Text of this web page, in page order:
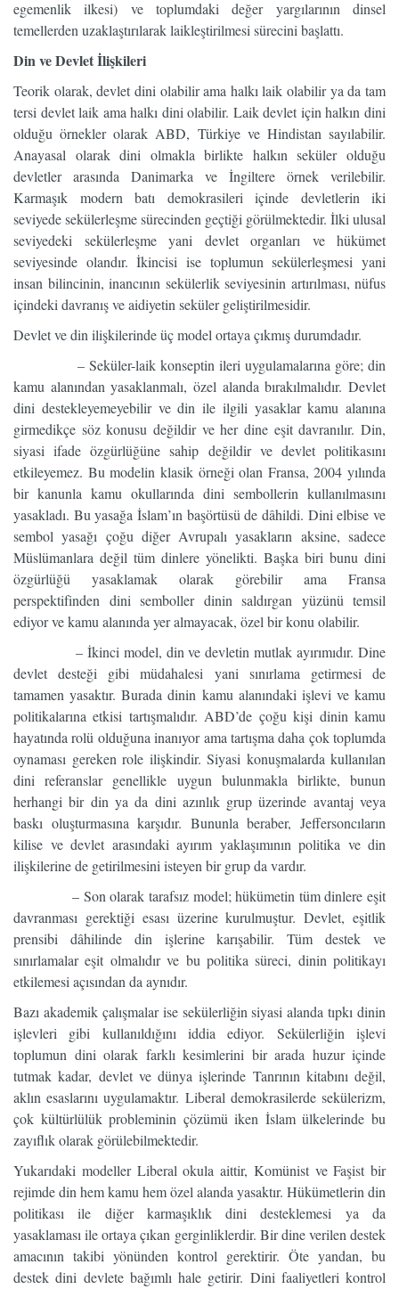
egemenlik ilkesi) ve toplumdaki değer yargılarının dinsel
temellerden uzaklaştırılarak laikleştirilmesi sürecini başlattı.
Din ve Devlet İlişkileri
Teorik olarak, devlet dini olabilir ama halkı laik olabilir ya da tam
tersi devlet laik ama halkı dini olabilir. Laik devlet için halkın dini
olduğu örnekler olarak ABD, Türkiye ve Hindistan sayılabilir.
Anayasal olarak dini olmakla birlikte halkın seküler olduğu
devletler arasında Danimarka ve İngiltere örnek verilebilir.
Karmaşık modern batı demokrasileri içinde devletlerin iki
seviyede sekülerleşme sürecinden geçtiği görülmektedir. İlki ulusal
seviyedeki sekülerleşme yani devlet organları ve hükümet
seviyesinde olandır. İkincisi ise toplumun sekülerleşmesi yani
insan bilincinin, inancının sekülerlik seviyesinin artırılması, nüfus
içindeki davranış ve aidiyetin seküler geliştirilmesidir.
Devlet ve din ilişkilerinde üç model ortaya çıkmış durumdadır.
– Seküler-laik konseptin ileri uygulamalarına göre; din
kamu alanından yasaklanmalı, özel alanda bırakılmalıdır. Devlet
dini destekleyemeyebilir ve din ile ilgili yasaklar kamu alanına
girmedikçe söz konusu değildir ve her dine eşit davranılır. Din,
siyasi ifade özgürlüğüne sahip değildir ve devlet politikasını
etkileyemez. Bu modelin klasik örneği olan Fransa, 2004 yılında
bir kanunla kamu okullarında dini sembollerin kullanılmasını
yasakladı. Bu yasağa İslam’ın başörtüsü de dâhildi. Dini elbise ve
sembol yasağı çoğu diğer Avrupalı yasakların aksine, sadece
Müslümanlara değil tüm dinlere yönelikti. Başka biri bunu dini
özgürlüğü yasaklamak olarak görebilir ama Fransa
perspektifinden dini semboller dinin saldırgan yüzünü temsil
ediyor ve kamu alanında yer almayacak, özel bir konu olabilir.
– İkinci model, din ve devletin mutlak ayırımıdır. Dine
devlet desteği gibi müdahalesi yani sınırlama getirmesi de
tamamen yasaktır. Burada dinin kamu alanındaki işlevi ve kamu
politikalarına etkisi tartışmalıdır. ABD’de çoğu kişi dinin kamu
hayatında rolü olduğuna inanıyor ama tartışma daha çok toplumda
oynaması gereken role ilişkindir. Siyasi konuşmalarda kullanılan
dini referanslar genellikle uygun bulunmakla birlikte, bunun
herhangi bir din ya da dini azınlık grup üzerinde avantaj veya
baskı oluşturmasına karşıdır. Bununla beraber, Jeffersoncıların
kilise ve devlet arasındaki ayırım yaklaşımının politika ve din
ilişkilerine de getirilmesini isteyen bir grup da vardır.
– Son olarak tarafsız model; hükümetin tüm dinlere eşit
davranması gerektiği esası üzerine kurulmuştur. Devlet, eşitlik
prensibi dâhilinde din işlerine karışabilir. Tüm destek ve
sınırlamalar eşit olmalıdır ve bu politika süreci, dinin politikayı
etkilemesi açısından da aynıdır.
Bazı akademik çalışmalar ise sekülerliğin siyasi alanda tıpkı dinin
işlevleri gibi kullanıldığını iddia ediyor. Sekülerliğin işlevi
toplumun dini olarak farklı kesimlerini bir arada huzur içinde
tutmak kadar, devlet ve dünya işlerinde Tanrının kitabını değil,
aklın esaslarını uygulamaktır. Liberal demokrasilerde sekülerizm,
çok kültürlülük probleminin çözümü iken İslam ülkelerinde bu
zayıflık olarak görülebilmektedir.
Yukarıdaki modeller Liberal okula aittir, Komünist ve Faşist bir
rejimde din hem kamu hem özel alanda yasaktır. Hükümetlerin din
politikası ile diğer karmaşıklık dini desteklemesi ya da
yasaklaması ile ortaya çıkan gerginliklerdir. Bir dine verilen destek
amacının takibi yönünden kontrol gerektirir. Öte yandan, bu
destek dini devlete bağımlı hale getirir. Dini faaliyetleri kontrol